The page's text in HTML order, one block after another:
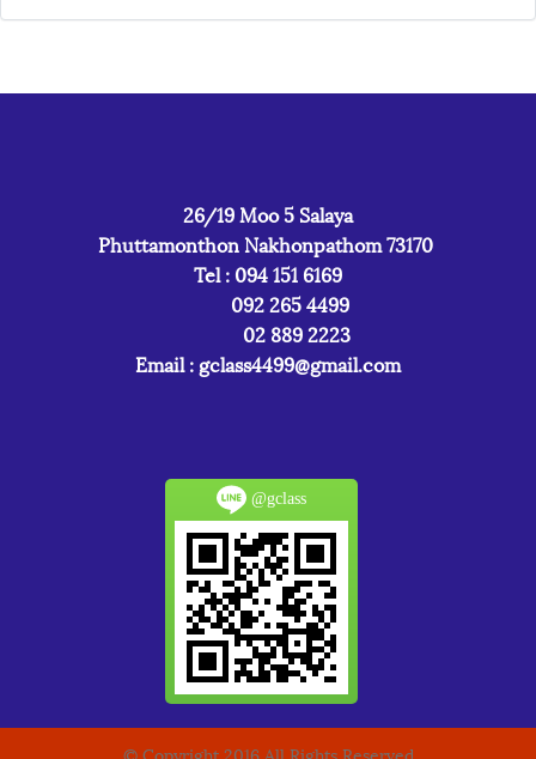
26/19 Moo 5 Salaya
Phuttamonthon Nakhonpathom 73170
Tel : 094 151 6169
092 265 4499
02 889 2223
Email : gclass4499@gmail.com
@gclass